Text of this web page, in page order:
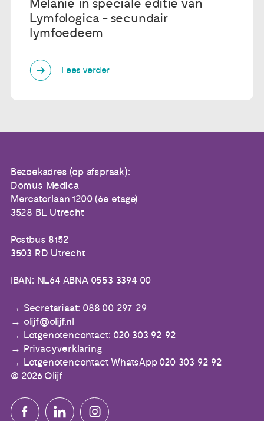
Melanie in speciale editie van
Lymfologica - secundair
lymfoedeem
Lees verder
Bezoekadres (op afspraak):
Domus Medica
Mercatorlaan 1200 (6e etage)
3528 BL Utrecht
Postbus 8152
3503 RD Utrecht
IBAN: NL64 ABNA 0553 3394 00
Secretariaat: 088 00 297 29
olijf@olijf.nl
Lotgenotencontact: 020 303 92 92
Privacyverklaring
Lotgenotencontact WhatsApp 020 303 92 92
© 2026 Olijf